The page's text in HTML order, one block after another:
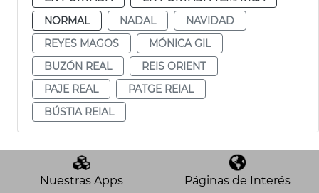
NORMAL
NADAL
NAVIDAD
REYES MAGOS
MÓNICA GIL
BUZÓN REAL
REIS ORIENT
PAJE REAL
PATGE REIAL
BÚSTIA REIAL
Nuestras Apps Páginas de Interés